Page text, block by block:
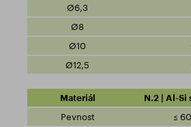
N.2 | Al-Si
≤